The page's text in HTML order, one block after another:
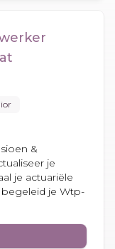
&
je
je actuariële
begeleid je Wtp-